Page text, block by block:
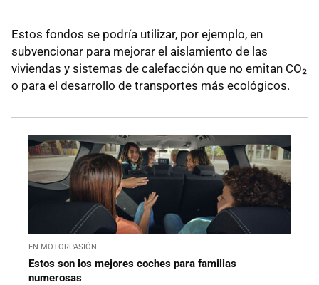
Estos fondos se podría utilizar, por ejemplo, en
subvencionar para mejorar el aislamiento de las
viviendas y sistemas de calefacción que no emitan CO₂
o para el desarrollo de transportes más ecológicos.
EN MOTORPASIÓN
Estos son los mejores coches para familias
numerosas